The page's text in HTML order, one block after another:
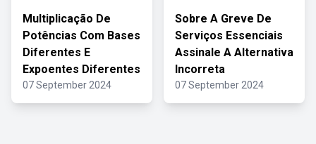
Multiplicação De
Potências Com Bases
Diferentes E
Expoentes Diferentes
07 September 2024
Sobre A Greve De
Serviços Essenciais
Assinale A Alternativa
Incorreta
07 September 2024